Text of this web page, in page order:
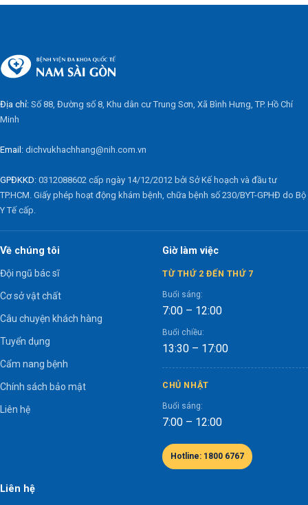
Địa chỉ: Số 88, Đường số 8, Khu dân cư Trung Sơn, Xã Bình Hưng, TP. Hồ Chí
Minh
Email: dichvukhachhang@nih.com.vn
GPĐKKD: 0312088602 cấp ngày 14/12/2012 bởi Sở Kế hoạch và đầu tư
TP.HCM. Giấy phép hoạt động khám bệnh, chữa bệnh số 230/BYT-GPHĐ do Bộ
Y Tế cấp.
Liên hệ
Về chúng tôi
Đội ngũ bác sĩ
Cơ sở vật chất
Câu chuyện khách hàng
Tuyển dụng
Cẩm nang bệnh
Chính sách bảo mật
Liên hệ
Giờ làm việc
TỪ THỨ 2 ĐẾN THỨ 7
Buổi sáng:
7:00 – 12:00
Buổi chiều:
13:30 – 17:00
CHỦ NHẬT
Buổi sáng:
7:00 – 12:00
Hotline: 1800 6767